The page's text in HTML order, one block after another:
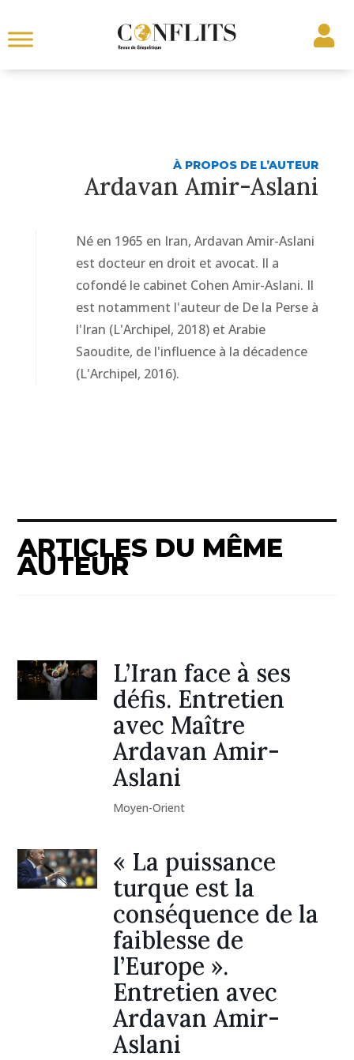
À PROPOS DE L’AUTEUR
Ardavan Amir-Aslani
Né en 1965 en Iran, Ardavan Amir-Aslani
est docteur en droit et avocat. Il a
cofondé le cabinet Cohen Amir-Aslani. Il
est notamment l'auteur de De la Perse à
l'Iran (L'Archipel, 2018) et Arabie
Saoudite, de l'influence à la décadence
(L'Archipel, 2016).
ARTICLES DU MÊME
AUTEUR
L’Iran face à ses
défis. Entretien
avec Maître
Ardavan Amir-
Aslani
Moyen-Orient
« La puissance
turque est la
conséquence de la
faiblesse de
l’Europe ».
Entretien avec
Ardavan Amir-
Aslani